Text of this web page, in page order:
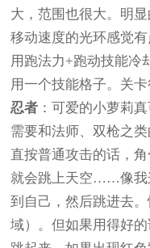
大，范围也很大。明
移动速度的光环感觉
用跑法力+跑动技能冷
用一个技能格子。关卡
忍者：可爱的小萝莉
需要和法师、双枪之
直按普通攻击的话，
就会跳上天空……像我
到自己，然后跳进去
域）。但如果用得好